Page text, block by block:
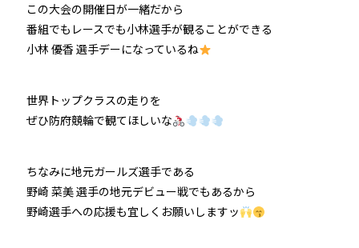
この大会の開催日が一緒だから
番組でもレースでも小林選手が観ることができる
小林 優香 選手デーになっているね
世界トップクラスの走りを
ぜひ防府競輪で観てほしいな
ちなみに地元ガールズ選手である
野崎 菜美 選手の地元デビュー戦でもあるから
野崎選手への応援も宜しくお願いしますッ